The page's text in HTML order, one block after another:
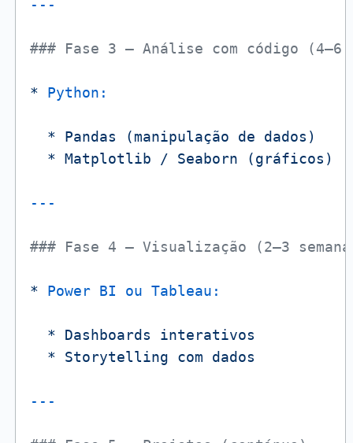
### Fase 3 – Análise com código (4–6
* Python:
* Pandas (manipulação de
dados)
* Matplotlib / Seaborn (gráficos)
### Fase 4 – Visualização (2–3
* Power BI ou Tableau:
* Dashboards
interativos
*
Storytelling com dados